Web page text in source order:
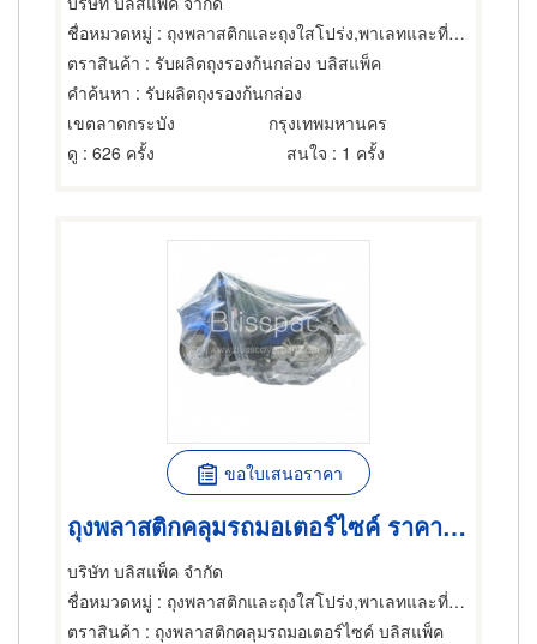
ชื่อหมวดหมู่ : ถุงพลาสติกและถุงใสโปร่ง,พาเลทและที่รองเลื่อนกะบะ,เครื่องจักรกลและเครื่องมือกล
ตราสินค้า : รับผลิตถุงรองก้นกล่อง บลิสแพ็ค
คำค้นหา : รับผลิตถุงรองก้นกล่อง
เขตลาดกระบัง
กรุงเทพมหานคร
ดู : 626 ครั้ง สนใจ : 1 ครั้ง
ขอใบเสนอราคา
ถุงพลาสติกคลุมรถมอเตอร์ไซค์ ราคาถูก
บริษัท บลิสแพ็ค จำกัด
ชื่อหมวดหมู่ : ถุงพลาสติกและถุงใสโปร่ง,พาเลทและที่รองเลื่อนกะบะ,รถจักรยานยนต์และรถสกูตเตอร์
ตราสินค้า : ถุงพลาสติกคลุมรถมอเตอร์ไซค์ บลิสแพ็ค